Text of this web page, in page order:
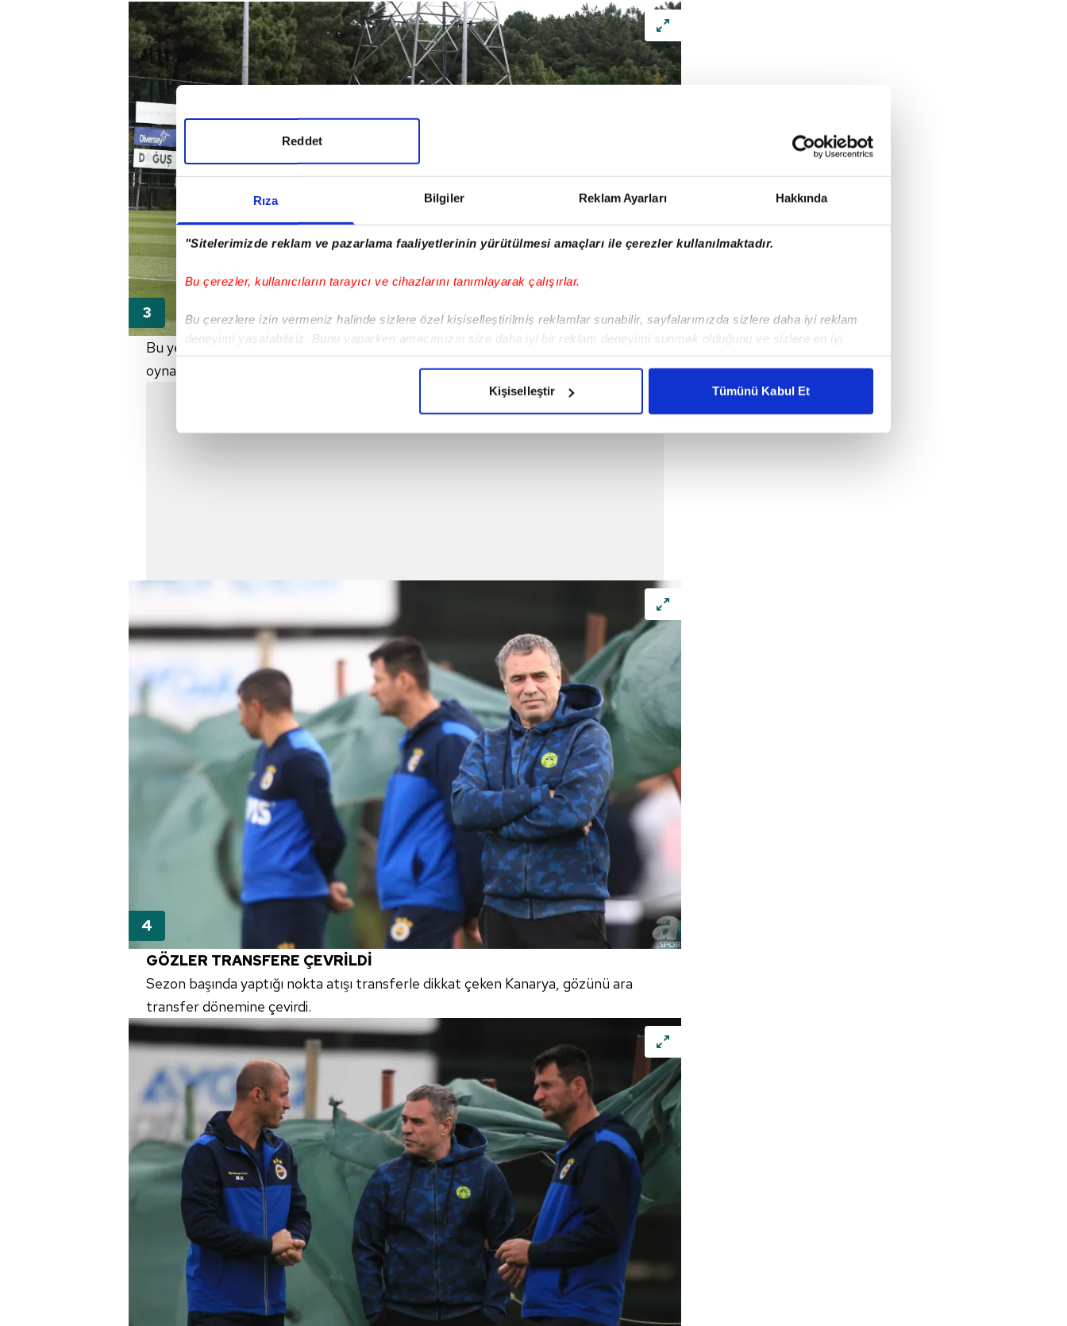
Rıza Bilgiler Reklam Ayarları Hakkında
"Sitelerimizde reklam ve pazarlama faaliyetlerinin yürütülmesi amaçları ile çerezler kullanılmaktadır.
Bu çerezler, kullanıcıların tarayıcı ve cihazlarını tanımlayarak çalışırlar.
Bu çerezlere izin vermeniz halinde sizlere özel kişiselleştirilmiş reklamlar sunabilir, sayfalarımızda sizlere daha iyi reklam
deneyimi yaşatabiliriz. Bunu yaparken amacımızın size daha iyi bir reklam deneyimi sunmak olduğunu ve sizlere en iyi
içerikleri sunabilmek adına elimizden gelen çabayı gösterdiğimizi ve bu noktada, reklamların maliyetlerimizi karşılamak
Her halükârda, kullanıcılar, bu çerezlere izin vermedikleri takdirde, kullanıcılara hedefli reklamlar gösterilmeyecektir."
6698 sayılı Kişisel Verilerin Korunması Kanunu uyarınca hazırlanmış Aydınlatma Metnimizi okumak ve sitemizde ilgili
mevzuata uygun olarak kullanılan çerezlerle ilgili bilgi almak için lütfen
Reddet
Kişiselleştir Tümünü Kabul Et
Bu yenilgiye rağmen moral bozmayan Fenerbahçe'de, taraftarlar ve teknik ekip
oynanan futboldan ise bir hayli memnun.
GÖZLER TRANSFERE ÇEVRİLDİ
Sezon başında yaptığı nokta atışı transferle dikkat çeken Kanarya, gözünü ara
transfer dönemine çevirdi.